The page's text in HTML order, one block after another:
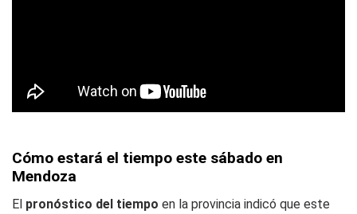
Cómo estará el tiempo este sábado en
Mendoza
El pronóstico del tiempo en la provincia indicó que este